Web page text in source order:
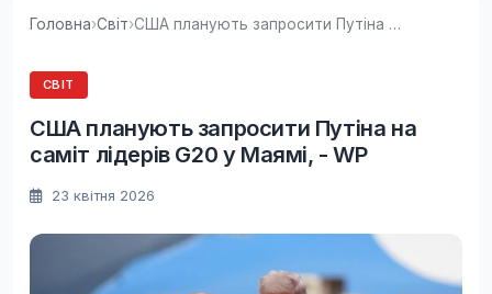
Головна›Світ› США планують запросити Путіна на саміт лідерів...
СВІТ
США планують запросити Путіна на
саміт лідерів G20 у Маямі, - WP
23 квітня 2026